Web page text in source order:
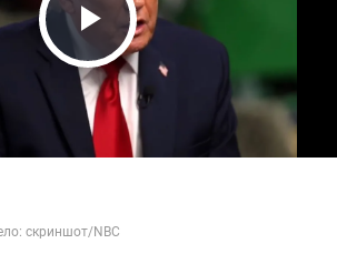
Play Video